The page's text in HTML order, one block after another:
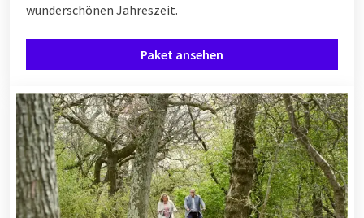
wunderschönen Jahreszeit.
Paket ansehen